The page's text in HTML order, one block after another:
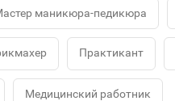
маникюра-педикюра
Практикант
Медицинский работник